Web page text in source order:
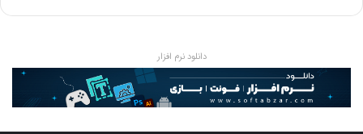
دانلود نرم افزار